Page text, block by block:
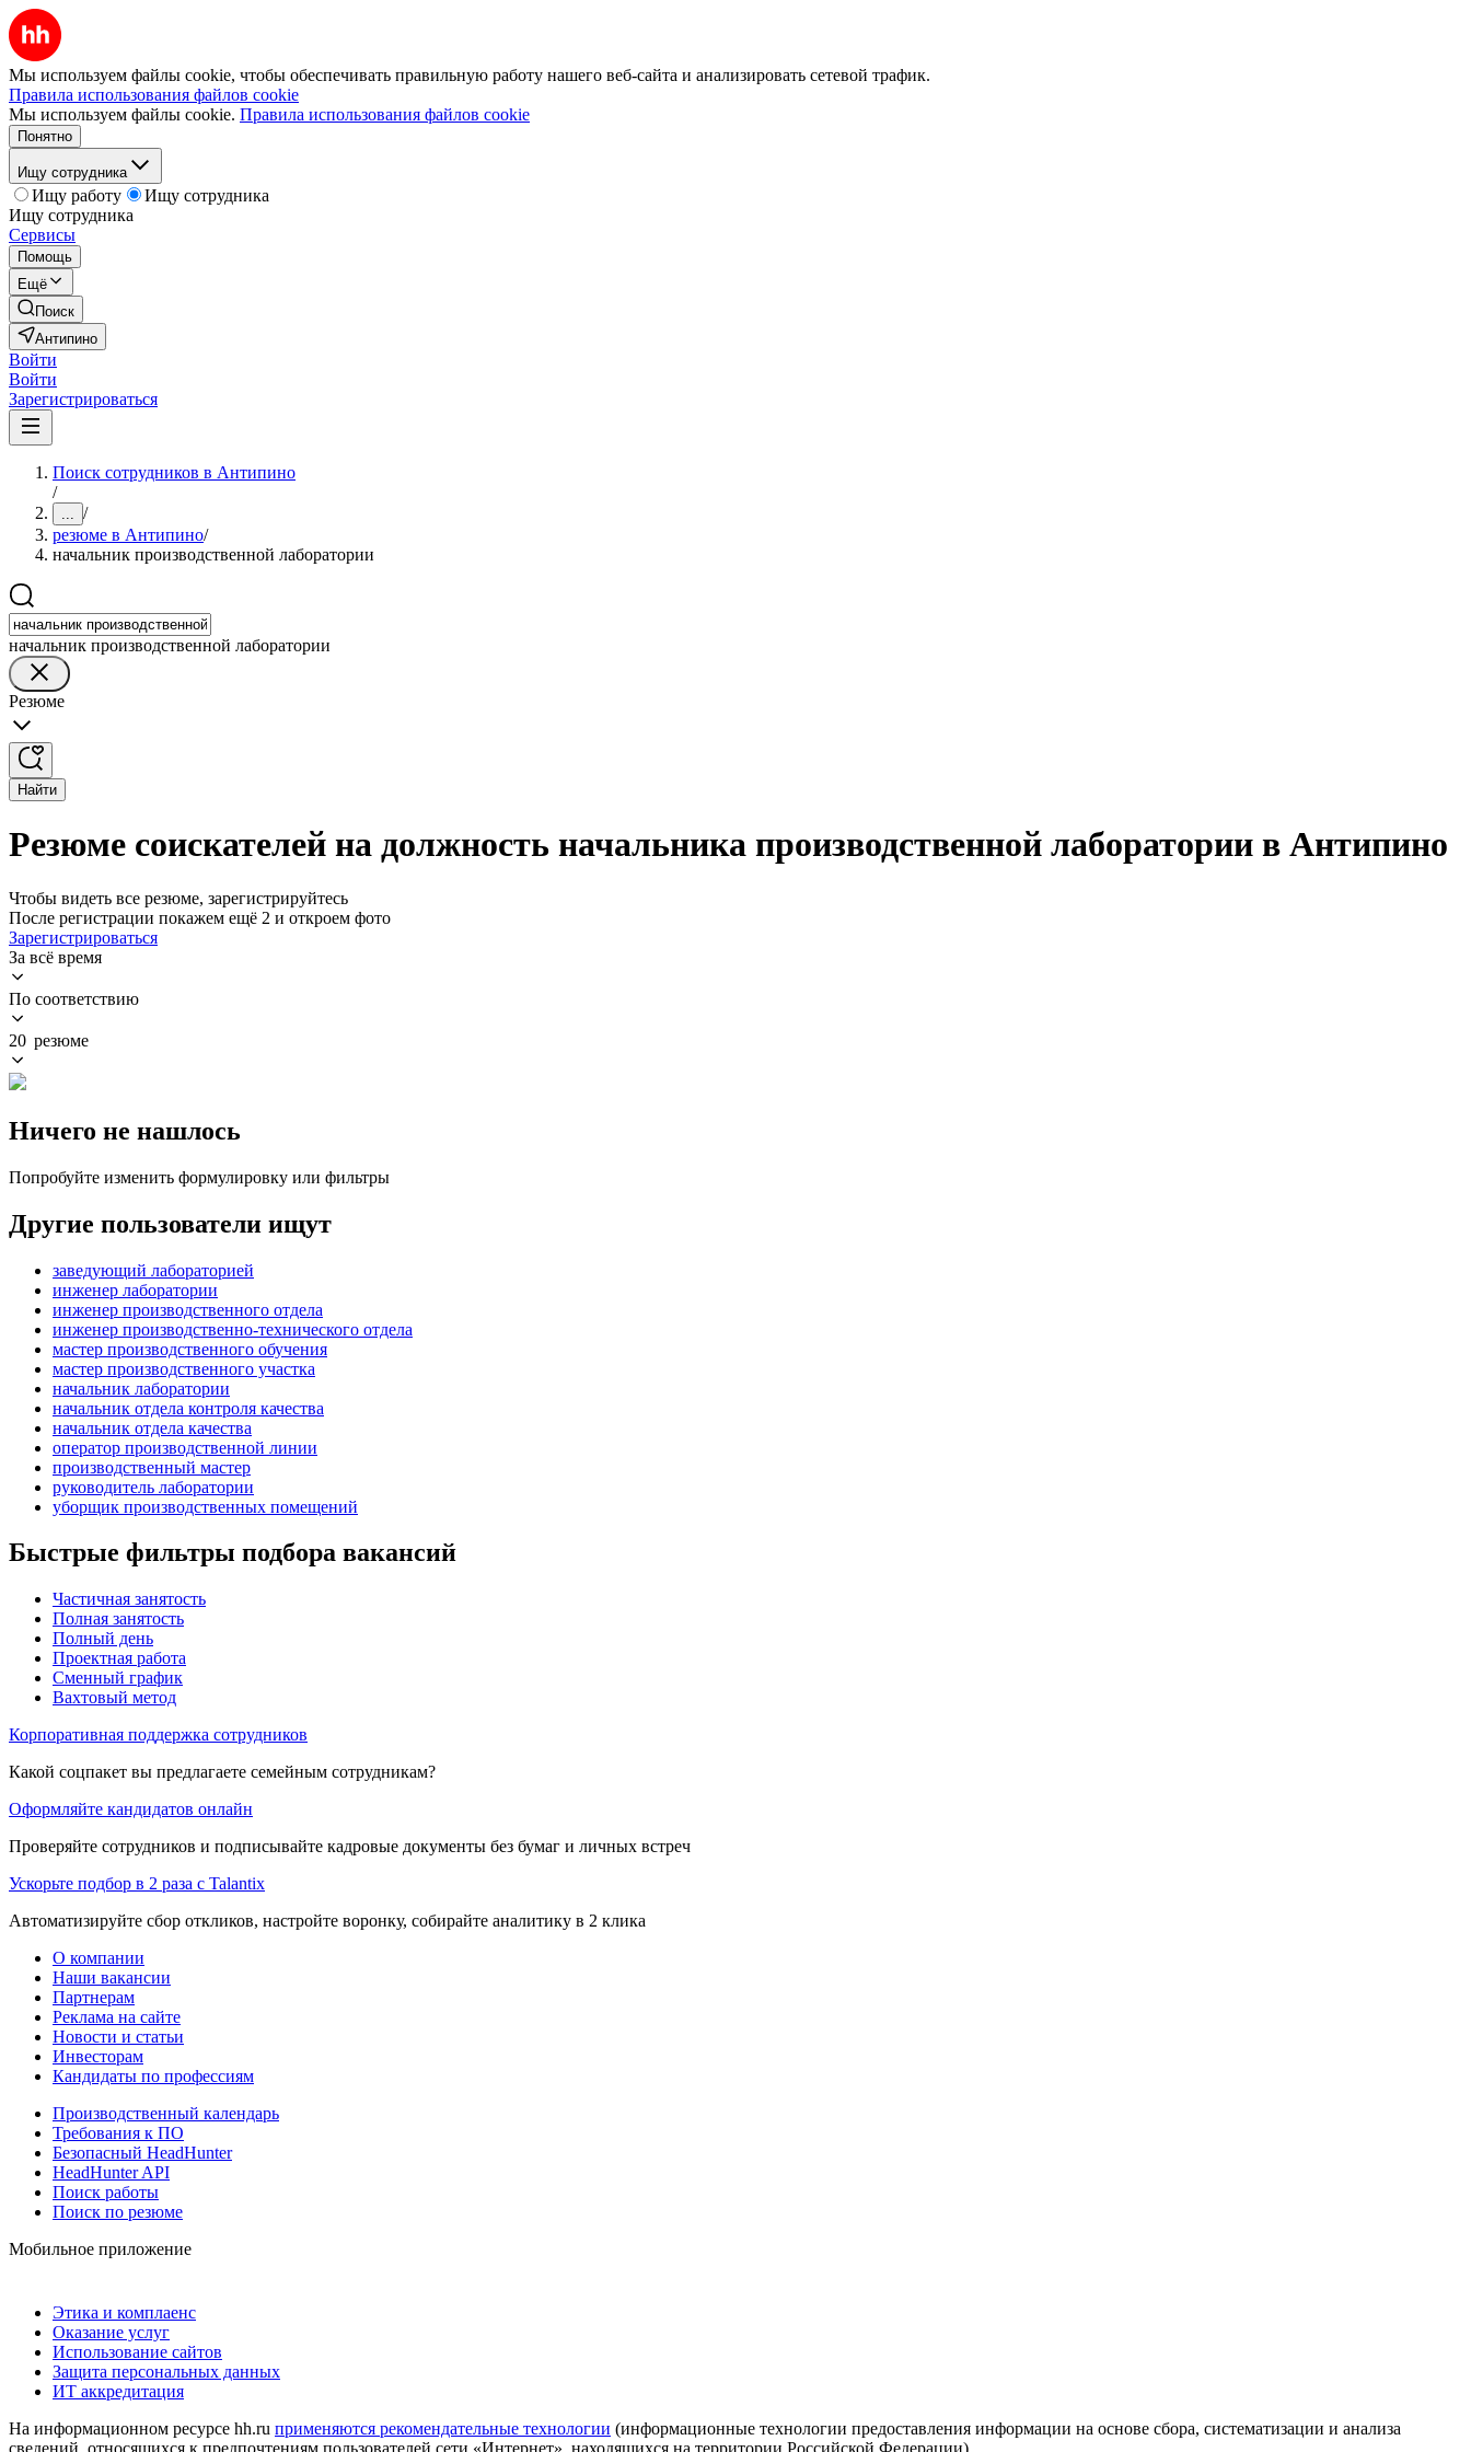
Мы используем файлы cookie, чтобы обеспечивать правильную работу нашего веб-сайта и анализировать сетевой трафик.
Правила использования файлов cookie
Мы используем файлы cookie. Правила использования файлов cookie
Понятно
Ищу сотрудника
Ищу работу
Ищу сотрудника
Ищу сотрудника
Сервисы
Помощь
Ещё
Поиск
Антипино
Войти
Войти
Зарегистрироваться
Поиск сотрудников в Антипино
/
... /
резюме в Антипино/
начальник производственной лаборатории
начальник производственной лаборатории
Резюме
Найти
Резюме соискателей на должность начальника производственной лаборатории в Антипино
Чтобы видеть все резюме, зарегистрируйтесь
После регистрации покажем ещё 2 и откроем фото
Зарегистрироваться
За всё время
По соответствию
20 резюме
Ничего не нашлось
Попробуйте изменить формулировку или фильтры
Другие пользователи ищут
заведующий лабораторией
инженер лаборатории
инженер производственного отдела
инженер производственно-технического отдела
мастер производственного обучения
мастер производственного участка
начальник лаборатории
начальник отдела контроля качества
начальник отдела качества
оператор производственной линии
производственный мастер
руководитель лаборатории
уборщик производственных помещений
Быстрые фильтры подбора вакансий
Частичная занятость
Полная занятость
Полный день
Проектная работа
Сменный график
Вахтовый метод
Корпоративная поддержка сотрудников
Какой соцпакет вы предлагаете семейным сотрудникам?
Оформляйте кандидатов онлайн
Проверяйте сотрудников и подписывайте кадровые документы без бумаг и личных встреч
Ускорьте подбор в 2 раза с Talantix
Автоматизируйте сбор откликов, настройте воронку, собирайте аналитику в 2 клика
О компании
Наши вакансии
Партнерам
Реклама на сайте
Новости и статьи
Инвесторам
Кандидаты по профессиям
Производственный календарь
Требования к ПО
Безопасный HeadHunter
HeadHunter API
Поиск работы
Поиск по резюме
Мобильное приложение
Этика и комплаенс
Оказание услуг
Использование сайтов
Защита персональных данных
ИТ аккредитация
На информационном ресурсе hh.ru применяются рекомендательные технологии (информационные технологии предоставления информации на основе сбора, систематизации и анализа